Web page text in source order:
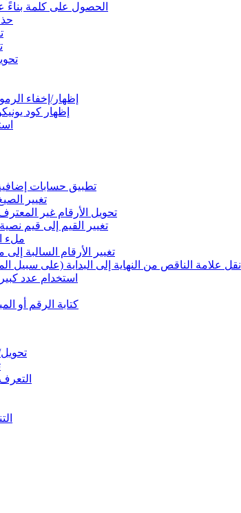
الحصول على كلمة بناءً
إظهار/إخفاء
إظهار كود
تطبيق حسابات
تغيير
تحويل الأرقام غير
تغيير القيم إلى قيم
ملء
تغيير الأرقام السالبة
نقل علامة الناقص من النهاية إلى البداية (على سبيل المثال، من
استخدام عدد
كتابة الرقم أو